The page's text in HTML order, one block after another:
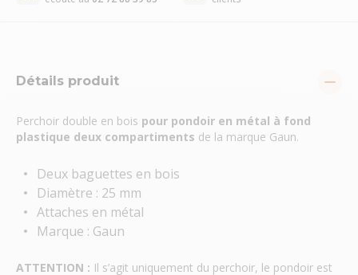
Détails produit
Perchoir double en bois pour pondoir en métal à fond
plastique deux compartiments de la marque Gaun.
Deux baguettes en bois
Diamètre : 25 mm
Attaches en métal
Marque : Gaun
ATTENTION : Il s’agit uniquement du perchoir, le pondoir est